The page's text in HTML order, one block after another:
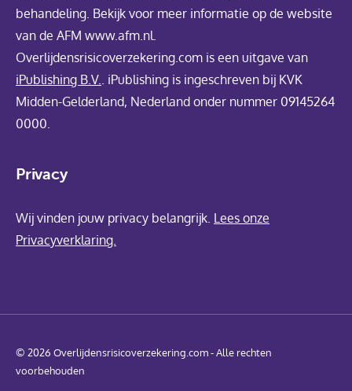
behandeling. Bekijk voor meer informatie op de website
van de AFM www.afm.nl.
Overlijdensrisicoverzekering.com is een uitgave van
iPublishing B.V. . iPublishing is ingeschreven bij KVK
Midden-Gelderland, Nederland onder nummer 09145264
0000.
Privacy
Wij vinden jouw privacy belangrijk. Lees onze
Privacyverklaring.
© 2026 Overlijdensrisicoverzekering.com - Alle rechten
voorbehouden